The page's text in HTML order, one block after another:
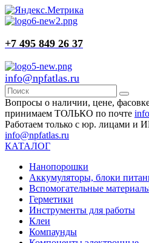
+7 495 849 26 37
info@npfatlas.ru
Вопросы о наличии, цене,
принимаем ТОЛЬКО по почте
Работаем только с юр. лицами и
info@npfatlas.ru
КАТАЛОГ
Нанопорошки
Аккумуляторы, блоки
Вспомогательные
Герметики
Инструменты для работы
Клеи
Компаунды